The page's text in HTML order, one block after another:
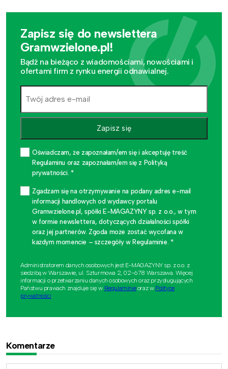
Zapisz się do newslettera
Gramwzielone.pl!
Bądź na bieżąco z wiadomościami, nowościami i
ofertami firm z rynku energii odnawialnej.
Zapisz się
Oświadczam, że zapoznałam/em się i akceptuję treść
Regulaminu oraz zapoznałam/em się z Polityką
prywatności. *
Zgadzam się na otrzymywanie na podany adres e-mail
informacji handlowych od wydawcy portalu
Gramwzielone.pl, spółki E-MAGAZYNY sp. z o.o., w tym
w formie newslettera, dotyczących działalności spółki
oraz jej partnerów. Zgoda może zostać wycofana w
każdym momencie – szczegóły w Regulaminie. *
Administratorem danych osobowych jest E-MAGAZYNY sp. z o.o. z
siedzibą w Warszawie, ul. Szturmowa 2, 02-678 Warszawa. Więcej
informacji o przetwarzaniu danych osobowych oraz przysługujących
Państwu prawach znajduje się w Regulaminieoraz w Polityce
prywatności.
Komentarze